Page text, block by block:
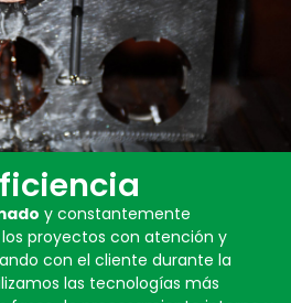
y constantemente
los proyectos con atención y
con el cliente durante la
las tecnologías más